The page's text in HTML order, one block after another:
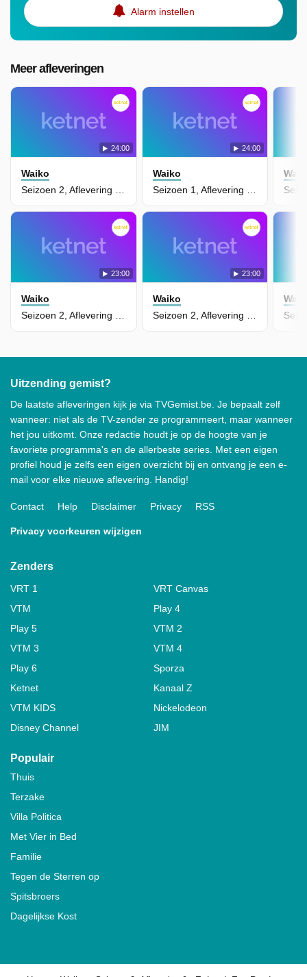
Alarm instellen
Meer afleveringen
24:00
Waiko
Seizoen 2, Aflevering 10 - Niemand Is Veilig Wanneer Je In Het Oog Van Kazvar Kijkt.
24:00
Waiko
Seizoen 1, Aflevering 1 - De Kracht Van Ojee
23:00
Waiko
23:00
Waiko
Uitzending gemist?
De laatste afleveringen kijk je via TVGemist.be. Je bepaalt zelf
wanneer: niet als de TV-zender ze programmeert, maar wanneer
het jou uitkomt. Onze redactie houdt je op de hoogte van je
favoriete programma's en de allerbeste series. Met een eigen
profiel houd je zelfs een eigen overzicht bij en ontvang je een e-
mail voor elke nieuwe aflevering. Handig!
Contact Help Disclaimer Privacy RSS
Privacy voorkeuren wijzigen
Zenders
VRT 1
VRT Canvas
VTM
Play 4
Play 5
VTM 2
VTM 3
VTM 4
Play 6
Sporza
Ketnet
Kanaal Z
VTM KIDS
Nickelodeon
Disney Channel
JIM
Populair
Thuis
Terzake
Villa Politica
Met Vier in Bed
Familie
Tegen de Sterren op
Spitsbroers
Dagelijkse Kost